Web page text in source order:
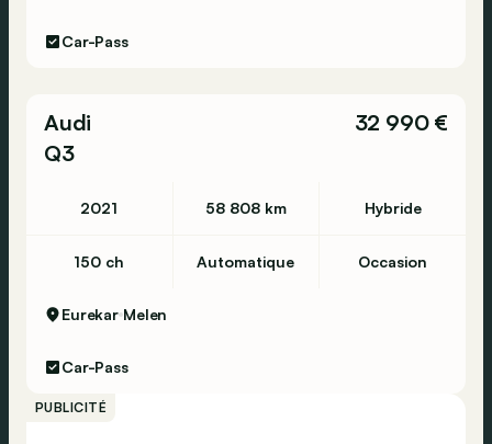
Car-Pass
Audi
Q3
32 990 €
2021 58 808 km Hybride
150 ch Automatique Occasion
Eurekar Melen
Car-Pass
PUBLICITÉ